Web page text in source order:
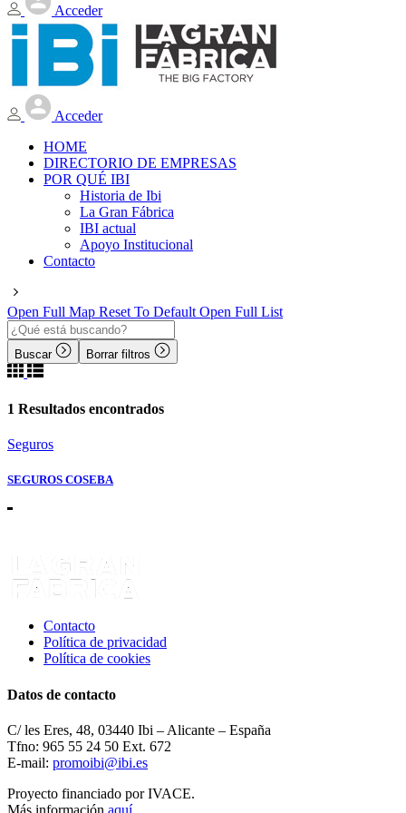
Acceder
Acceder
HOME
DIRECTORIO DE EMPRESAS
POR QUÉ IBI
Historia de Ibi
La Gran Fábrica
IBI actual
Apoyo Institucional
Contacto
Open Full Map Reset To Default Open Full List
Buscar Borrar filtros
1 Resultados encontrados
Seguros
SEGUROS COSEBA
Contacto
Política de privacidad
Política de cookies
Datos de contacto
C/ les Eres, 48, 03440 Ibi – Alicante – España
Tfno: 965 55 24 50 Ext. 672
E-mail: promoibi@ibi.es
Proyecto financiado por IVACE.
Más información aquí